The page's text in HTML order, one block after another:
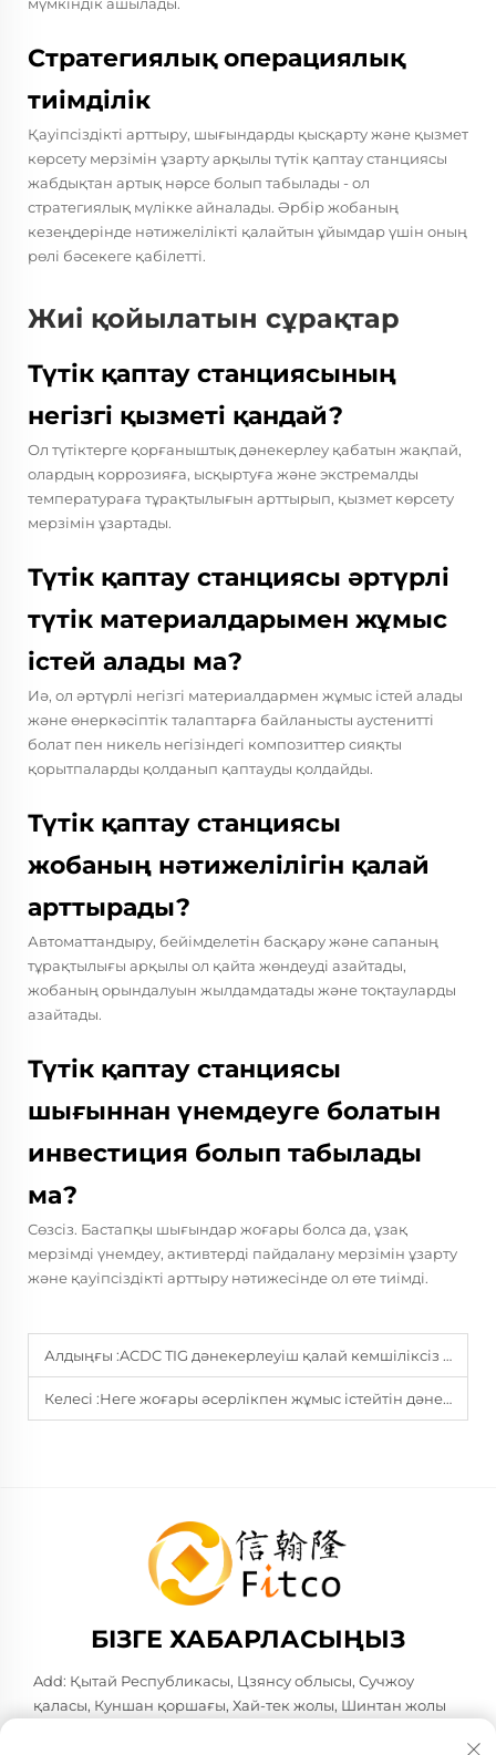
мүмкіндік ашылады.
Стратегиялық операциялық
тиімділік
Қауіпсіздікті арттыру, шығындарды қысқарту және қызмет
көрсету мерзімін ұзарту арқылы түтік қаптау станциясы
жабдықтан артық нәрсе болып табылады - ол
стратегиялық мүлікке айналады. Әрбір жобаның
кезеңдерінде нәтижелілікті қалайтын ұйымдар үшін оның
рөлі бәсекеге қабілетті.
Жиі қойылатын сұрақтар
Түтік қаптау станциясының
негізгі қызметі қандай?
Ол түтіктерге қорғаныштық дәнекерлеу қабатын жақпай,
олардың коррозияға, ысқыртуға және экстремалды
температураға тұрақтылығын арттырып, қызмет көрсету
мерзімін ұзартады.
Түтік қаптау станциясы әртүрлі
түтік материалдарымен жұмыс
істей алады ма?
Иә, ол әртүрлі негізгі материалдармен жұмыс істей алады
және өнеркәсіптік талаптарға байланысты аустенитті
болат пен никель негізіндегі композиттер сияқты
қорытпаларды қолданып қаптауды қолдайды.
Түтік қаптау станциясы
жобаның нәтижелілігін қалай
арттырады?
Автоматтандыру, бейімделетін басқару және сапаның
тұрақтылығы арқылы ол қайта жөндеуді азайтады,
жобаның орындалуын жылдамдатады және тоқтауларды
азайтады.
Түтік қаптау станциясы
шығыннан үнемдеуге болатын
инвестиция болып табылады
ма?
Сөзсіз. Бастапқы шығындар жоғары болса да, ұзақ
мерзімді үнемдеу, активтерді пайдалану мерзімін ұзарту
және қауіпсіздікті арттыру нәтижесінде ол өте тиімді.
Алдыңғы :ACDC TIG дәнекерлеуіш қалай кемшіліксіз эстетикалық жіктерді жеткізеді?
Келесі :Неге жоғары әсерлікпен жұмыс істейтін дәнекерлеу машинасына инвестициялау энергия шығындарын төмендетеді
БІЗГЕ ХАБАРЛАСЫҢЫЗ
Add: Қытай Республикасы, Цзянсу облысы, Сучжоу
қаласы, Куншан қоршағы, Хай-тек жолы, Шинтан жолы